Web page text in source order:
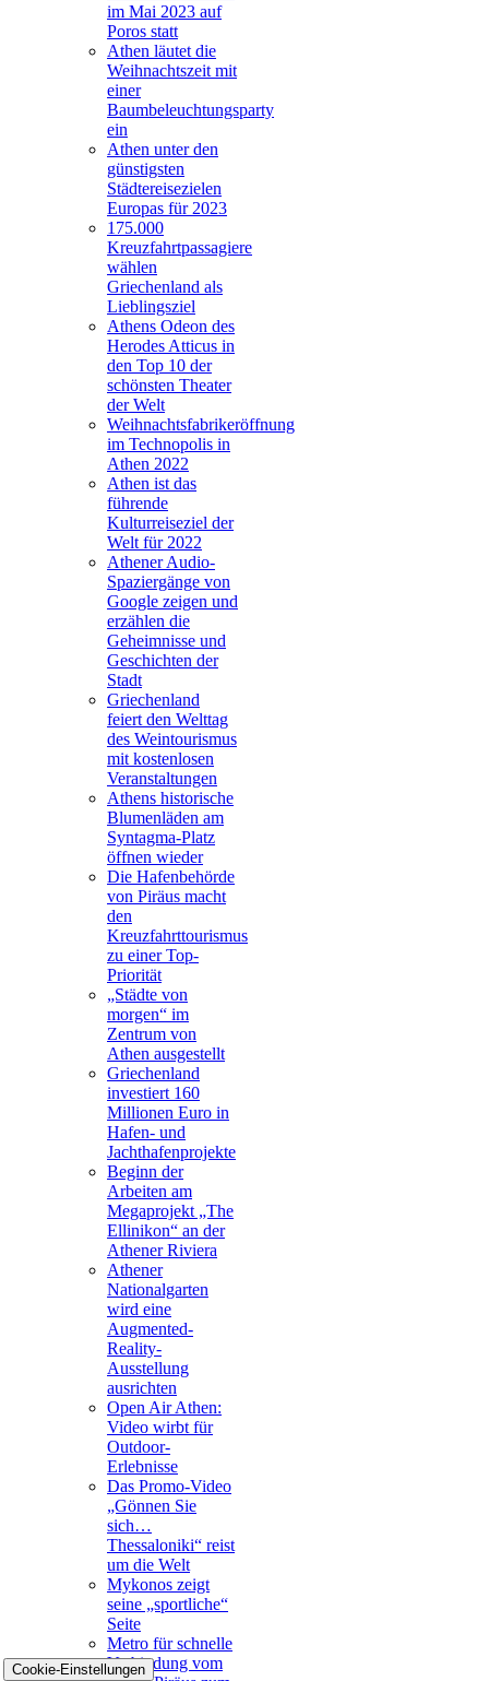
im Mai 2023 auf
Poros statt
Athen läutet die
Weihnachtszeit mit
einer
Baumbeleuchtungsparty
ein
Athen unter den
günstigsten
Städtereisezielen
Europas für 2023
175.000
Kreuzfahrtpassagiere
wählen
Griechenland als
Lieblingsziel
Athens Odeon des
Herodes Atticus in
den Top 10 der
schönsten Theater
der Welt
Weihnachtsfabrikeröffnung
im Technopolis in
Athen 2022
Athen ist das
führende
Kulturreiseziel der
Welt für 2022
Athener Audio-
Spaziergänge von
Google zeigen und
erzählen die
Geheimnisse und
Geschichten der
Stadt
Griechenland
feiert den Welttag
des Weintourismus
mit kostenlosen
Veranstaltungen
Athens historische
Blumenläden am
Syntagma-Platz
öffnen wieder
Die Hafenbehörde
von Piräus macht
den
Kreuzfahrttourismus
zu einer Top-
Priorität
„Städte von
morgen“ im
Zentrum von
Athen ausgestellt
Griechenland
investiert 160
Millionen Euro in
Hafen- und
Jachthafenprojekte
Beginn der
Arbeiten am
Megaprojekt „The
Ellinikon“ an der
Athener Riviera
Athener
Nationalgarten
wird eine
Augmented-
Reality-
Ausstellung
ausrichten
Open Air Athen:
Video wirbt für
Outdoor-
Erlebnisse
Das Promo-Video
„Gönnen Sie
sich…
Thessaloniki“ reist
um die Welt
Mykonos zeigt
seine „sportliche“
Seite
Metro für schnelle
Verbindung vom
Cookie-Einstellungen